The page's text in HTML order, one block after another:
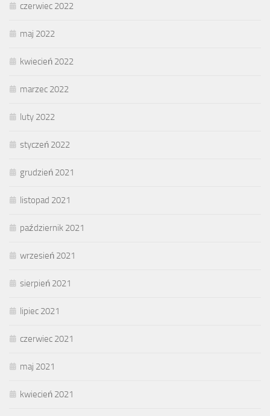
czerwiec 2022
maj 2022
kwiecień 2022
marzec 2022
luty 2022
styczeń 2022
grudzień 2021
listopad 2021
październik 2021
wrzesień 2021
sierpień 2021
lipiec 2021
czerwiec 2021
maj 2021
kwiecień 2021